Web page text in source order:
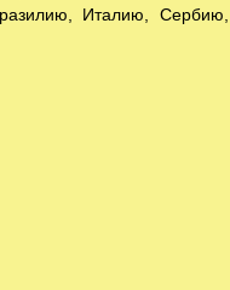
Италию, Сербию,